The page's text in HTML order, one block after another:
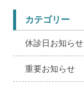
カテゴリー
休診日お知らせ
重要お知らせ